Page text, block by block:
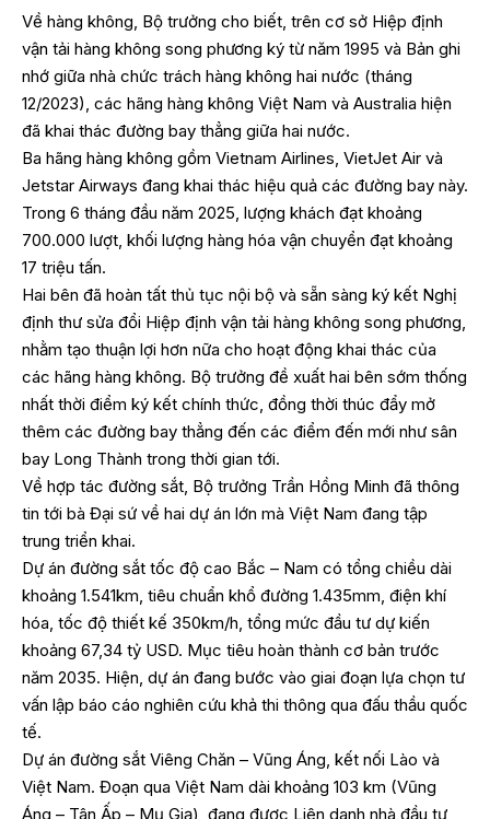
Về hàng không, Bộ trưởng cho biết, trên cơ sở Hiệp định
vận tải hàng không song phương ký từ năm 1995 và Bản ghi
nhớ giữa nhà chức trách hàng không hai nước (tháng
12/2023), các hãng hàng không Việt Nam và Australia hiện
đã khai thác đường bay thẳng giữa hai nước.
Ba hãng hàng không gồm Vietnam Airlines, VietJet Air và
Jetstar Airways đang khai thác hiệu quả các đường bay này.
Trong 6 tháng đầu năm 2025, lượng khách đạt khoảng
700.000 lượt, khối lượng hàng hóa vận chuyển đạt khoảng
17 triệu tấn.
Hai bên đã hoàn tất thủ tục nội bộ và sẵn sàng ký kết Nghị
định thư sửa đổi Hiệp định vận tải hàng không song phương,
nhằm tạo thuận lợi hơn nữa cho hoạt động khai thác của
các hãng hàng không. Bộ trưởng đề xuất hai bên sớm thống
nhất thời điểm ký kết chính thức, đồng thời thúc đẩy mở
thêm các đường bay thẳng đến các điểm đến mới như sân
bay Long Thành trong thời gian tới.
Về hợp tác đường sắt, Bộ trưởng Trần Hồng Minh đã thông
tin tới bà Đại sứ về hai dự án lớn mà Việt Nam đang tập
trung triển khai.
Dự án đường sắt tốc độ cao Bắc – Nam có tổng chiều dài
khoảng 1.541km, tiêu chuẩn khổ đường 1.435mm, điện khí
hóa, tốc độ thiết kế 350km/h, tổng mức đầu tư dự kiến
khoảng 67,34 tỷ USD. Mục tiêu hoàn thành cơ bản trước
năm 2035. Hiện, dự án đang bước vào giai đoạn lựa chọn tư
vấn lập báo cáo nghiên cứu khả thi thông qua đấu thầu quốc
tế.
Dự án đường sắt Viêng Chăn – Vũng Áng, kết nối Lào và
Việt Nam. Đoạn qua Việt Nam dài khoảng 103 km (Vũng
Áng – Tân Ấp – Mụ Giạ), đang được Liên danh nhà đầu tư